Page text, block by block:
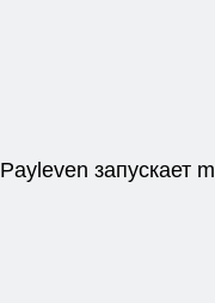
Payleven запускает